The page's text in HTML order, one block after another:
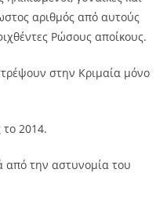
αριθμός από αυτούς
Ρώσους αποίκους.
στην Κριμαία μόνο
2014.
από την αστυνομία του